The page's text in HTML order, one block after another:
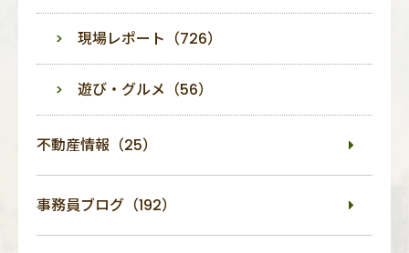
現場レポート（726）
遊び・グルメ（56）
不動産情報（25）
事務員ブログ（192）